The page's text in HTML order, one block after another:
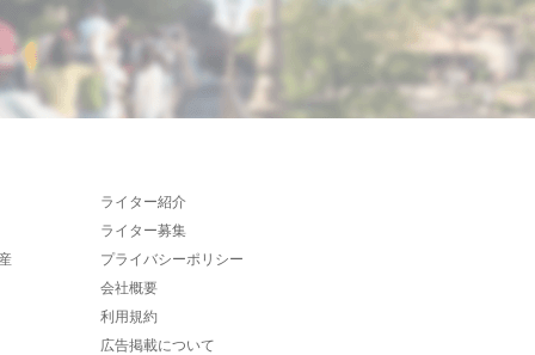
ライター紹介
ライター募集
プライバシーポリシー
会社概要
利用規約
広告掲載について